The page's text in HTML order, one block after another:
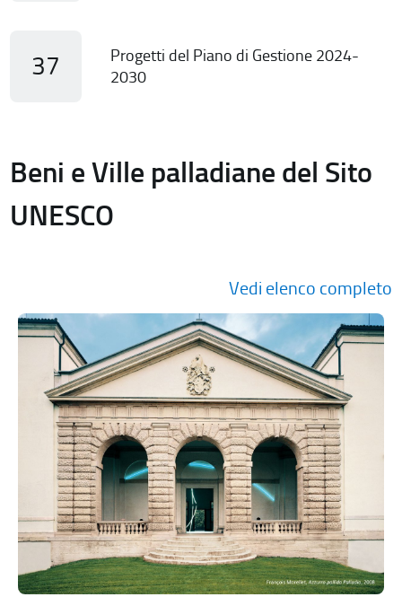
37
Progetti del Piano di Gestione 2024-
2030
Beni e Ville palladiane del Sito
UNESCO
Vedi elenco completo